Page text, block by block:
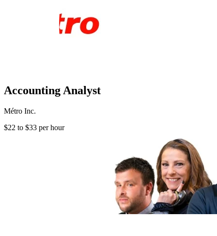
Accounting Analyst
Métro Inc.
$22 to $33 per hour